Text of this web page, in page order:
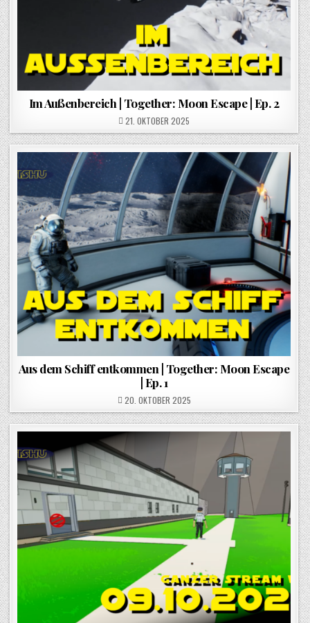
Im Außenbereich | Together: Moon Escape | Ep. 2
POSTED ON
21. OKTOBER 2025
Aus dem Schiff entkommen | Together: Moon Escape
| Ep. 1
POSTED ON
20. OKTOBER 2025